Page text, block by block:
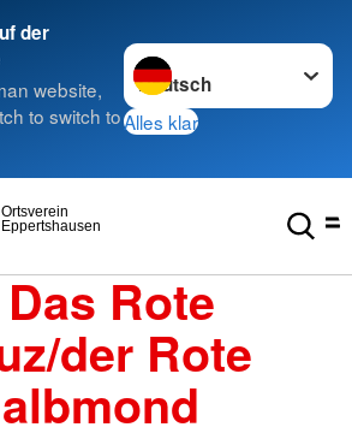
der
website,
to switch to
Sprache wechseln zu
Alles klar
Eppertshausen
Ortsverein
Rote
der Rote